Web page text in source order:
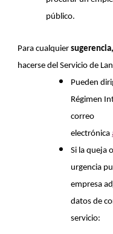
público.
Para cualquier
hacerse del Servicio de
Pueden
Régimen
correo
electrónica
Si la queja
urgencia
empresa
datos de
servicio: